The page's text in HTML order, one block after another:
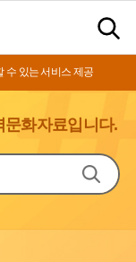
수 있는 서비스 제공
문화자료입니다.